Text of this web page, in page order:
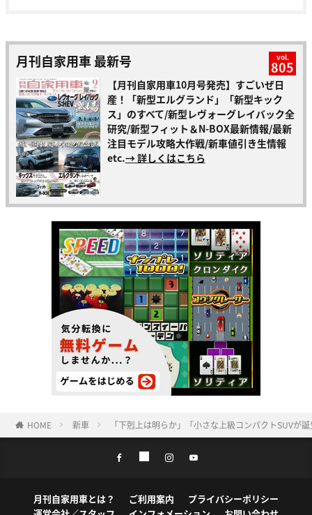
月刊自家用車 最新号 vol.
805
【月刊自家用車10月号発売】すごいぜ日
産！「新型エルグランド」「新型キック
ス」のすべて/新型レヴォーグレイバック全
研究/新型フィット＆N-BOX最新情報/最新
注目モデル攻略大作戦/新車値引き生情報
etc.→ 詳しくはこちら
HOME 新車 「下剋上は明らか」「小さな上級コンパクトSUV
月刊自家用車とは？ ご利用案内
プライバシーポリシー